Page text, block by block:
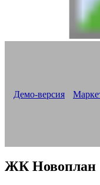
Демо-версия
ЖК Новоплан